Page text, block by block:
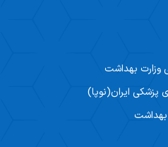
وزارت بهداشت
پزشکی ایران(نوپا)
بهداشت